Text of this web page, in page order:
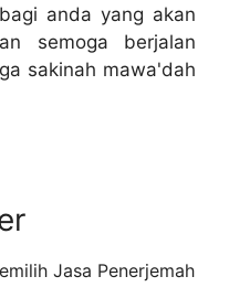
anda yang akan
semoga berjalan
sakinah mawa'dah
Jasa Penerjemah